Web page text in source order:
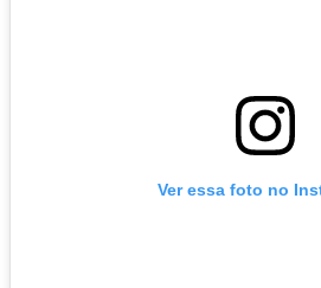
Ver essa foto no